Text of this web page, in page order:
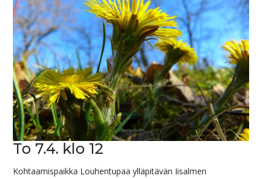
To 7.4. klo 12
Kohtaamispaikka Louhentupaa ylläpitävän Iisalmen